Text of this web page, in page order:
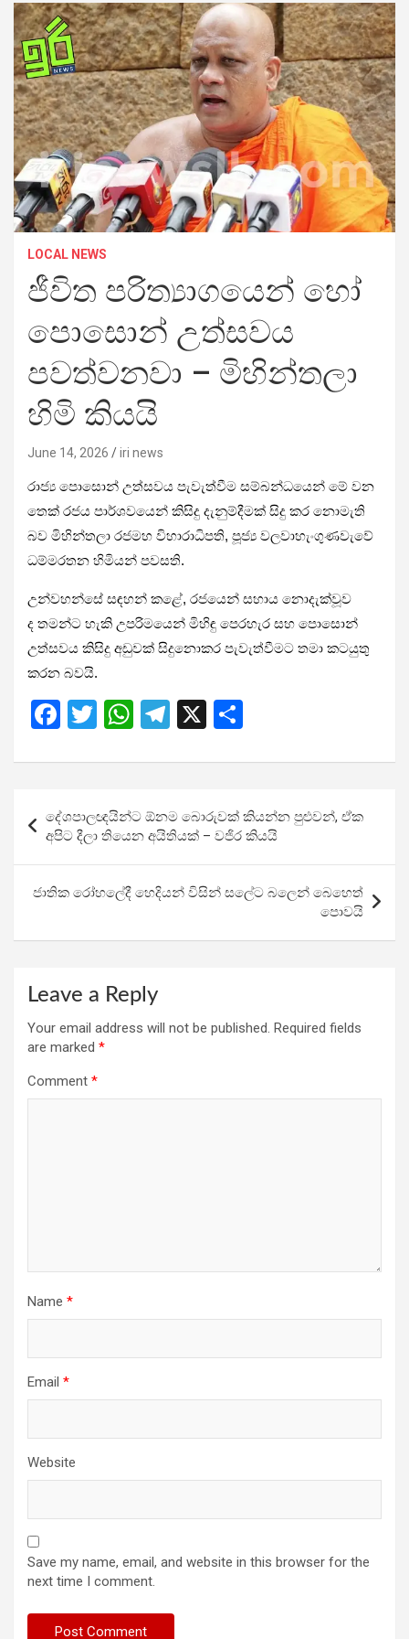
LOCAL NEWS
ජීවිත පරිත්‍යාගයෙන් හෝ
පොසොන් උත්සවය
පවත්වනවා – මිහින්තලා
හිමි කියයි
June 14, 2026 iri news
රාජ්‍ය පොසොන් උත්සවය පැවැත්වීම සම්බන්ධයෙන් මේ වන
තෙක් රජය පාර්ශවයෙන් කිසිදු දැනුම්දීමක් සිදු කර නොමැති
බව මිහින්තලා රජමහ විහාරාධිපති, පූජ්‍ය වලවාහැංගුණවැවේ
ධම්මරතන හිමියන් පවසති.
උන්වහන්සේ සඳහන් කළේ, රජයෙන් සහාය නොදැක්වූව
ද තමන්ට හැකි උපරිමයෙන් මිහිඳු පෙරහැර සහ පොසොන්
උත්සවය කිසිදු අඩුවක් සිදුනොකර පැවැත්වීමට තමා කටයුතු
කරන බවයි.
F
ce
b
o
o
k
T
tt
er
W
at
s
A
p
p
T
e
gr
a
m
X
ar
e
navigation
දේශපාලඥයින්ට ඕනම බොරුවක් කියන්න පුළුවන්, ඒක
අපිට දීලා තියෙන අයිතියක් – වජිර කියයි
ජාතික රෝහලේදී හෙදියන් විසින් සලේට බලෙන් බෙහෙත්
පොවයි
Leave a Reply
Your email address will not be published. Required fields
are marked *
Comment *
Name *
Email *
Website
Save my name, email, and website in this browser for the
next time I comment.